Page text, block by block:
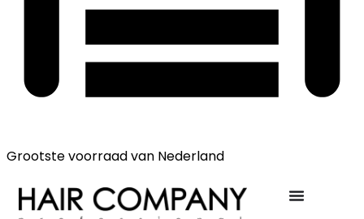
Grootste voorraadvan Nederland